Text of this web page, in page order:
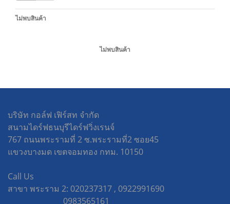
ไม่พบสินค้า
ไม่พบสินค้า
บริษัท กอล์ฟ เฟิร์สท จำกัด
สนามไดร์ฟธนบุรีไดร์ฟวิ่งเรนจ์
767 ถนนพระรามที่ 2 ซ.พระรามที่2 ซอย45
แขวงบางมด เขตจอมทอง กทม. 10150
Call Us
สาขา พระราม 2: 020237317 , 0922991690
0983565161